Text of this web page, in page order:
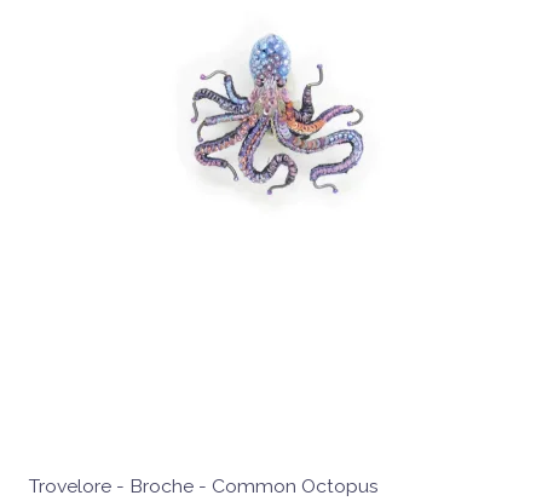
Trovelore - Broche - Common Octopus